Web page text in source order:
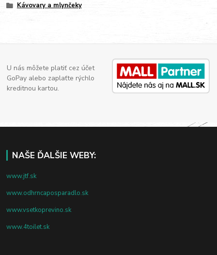
Kávovary a mlynčeky
U nás môžete platiť cez účet
GoPay alebo zaplaťte rýchlo
kreditnou kartou.
NAŠE ĎALŠIE WEBY:
www.jtf.sk
www.odhrncaposparadlo.sk
www.vsetkoprevino.sk
www.4toilet.sk